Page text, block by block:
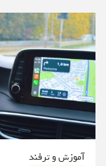
آموزش و ترفند